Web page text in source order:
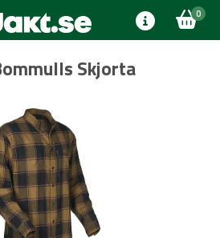
0
Skjorta